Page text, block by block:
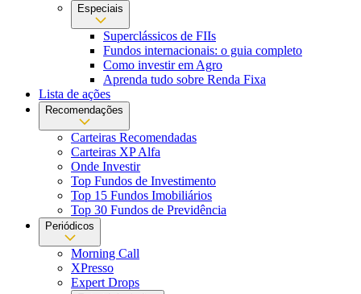
Especiais
Superclássicos de FIIs
Fundos internacionais: o guia completo
Como investir em Agro
Aprenda tudo sobre Renda Fixa
Lista de ações
Recomendações
Carteiras Recomendadas
Carteiras XP Alfa
Onde Investir
Top Fundos de Investimento
Top 15 Fundos Imobiliários
Top 30 Fundos de Previdência
Periódicos
Morning Call
XPresso
Expert Drops